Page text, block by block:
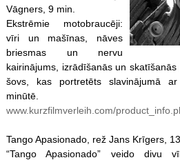
Vāgners, 9 min.
Ekstrēmie motobraucēji:
vīri un mašīnas, nāves
briesmas un nervu
kairinājums, izrādīšanās un
šovs, kas portretēts slavinājumā ar
minūtē.
www.kurzfilmverleih.com/
Tango Apasionado, rež Jans Krīgers, 13
“Tango Apasionado” veido divu